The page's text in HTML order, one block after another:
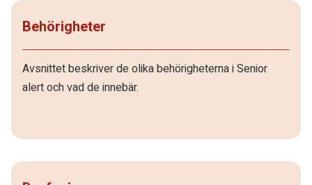
Behörigheter
Avsnittet beskriver de olika behörigheterna i Senior
alert och vad de innebär.